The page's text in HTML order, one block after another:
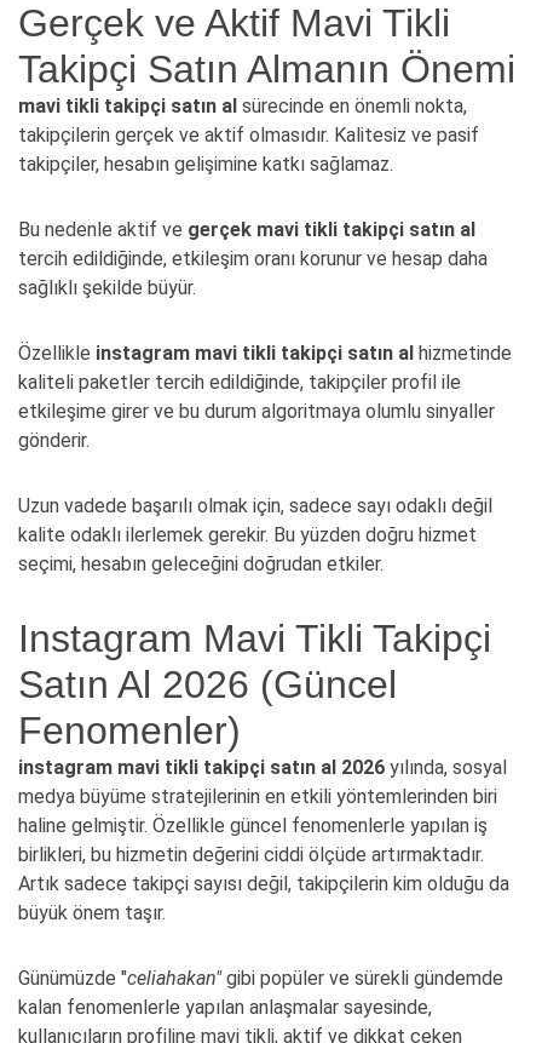
Gerçek ve Aktif Mavi Tikli
Takipçi Satın Almanın Önemi
mavi tikli takipçi satın al sürecinde en önemli nokta,
takipçilerin gerçek ve aktif olmasıdır. Kalitesiz ve pasif
takipçiler, hesabın gelişimine katkı sağlamaz.
Bu nedenle aktif ve gerçek mavi tikli takipçi satın al
tercih edildiğinde, etkileşim oranı korunur ve hesap daha
sağlıklı şekilde büyür.
Özellikle instagram mavi tikli takipçi satın al hizmetinde
kaliteli paketler tercih edildiğinde, takipçiler profil ile
etkileşime girer ve bu durum algoritmaya olumlu sinyaller
gönderir.
Uzun vadede başarılı olmak için, sadece sayı odaklı değil
kalite odaklı ilerlemek gerekir. Bu yüzden doğru hizmet
seçimi, hesabın geleceğini doğrudan etkiler.
Instagram Mavi Tikli Takipçi
Satın Al 2026 (Güncel
Fenomenler)
instagram mavi tikli takipçi satın al 2026 yılında, sosyal
medya büyüme stratejilerinin en etkili yöntemlerinden biri
haline gelmiştir. Özellikle güncel fenomenlerle yapılan iş
birlikleri, bu hizmetin değerini ciddi ölçüde artırmaktadır.
Artık sadece takipçi sayısı değil, takipçilerin kim olduğu da
büyük önem taşır.
Günümüzde "celiahakan"gibi popüler ve sürekli gündemde
kalan fenomenlerle yapılan anlaşmalar sayesinde,
kullanıcıların profiline mavi tikli, aktif ve dikkat çeken